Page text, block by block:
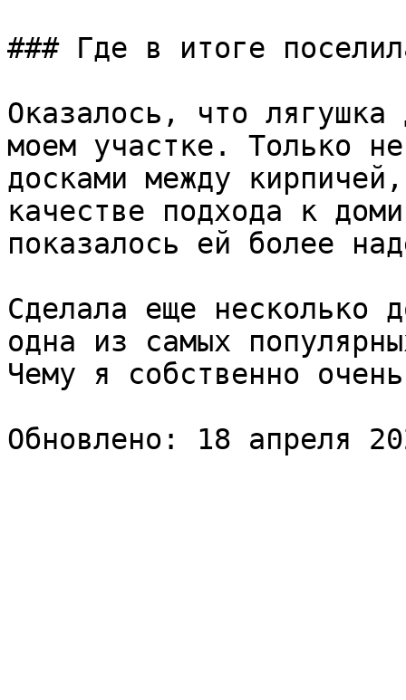
### Где в итоге
Оказалось, что лягушка
моем участке. Только
досками между
качестве подхода к
показалось ей более
Сделала еще несколько
одна из самых
Чему я собственно